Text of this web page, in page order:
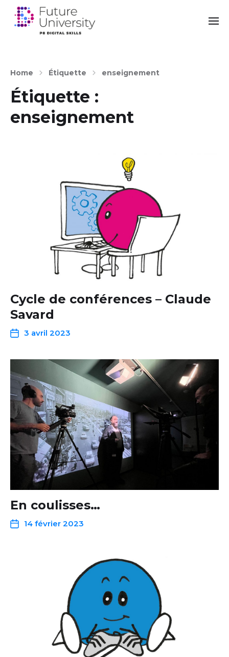
Home Étiquette enseignement
Étiquette :
enseignement
Cycle de conférences – Claude
Savard
3 avril 2023
En coulisses…
14 février 2023